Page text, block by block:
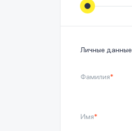
Личные данные
Фамилия*
Имя*